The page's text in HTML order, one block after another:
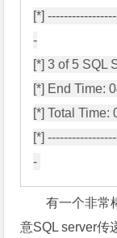
[*]
-
[*] 3 of 5 SQL
[*] End Time:
[*] Total Time:
[*]
有一个非常
意SQL server传